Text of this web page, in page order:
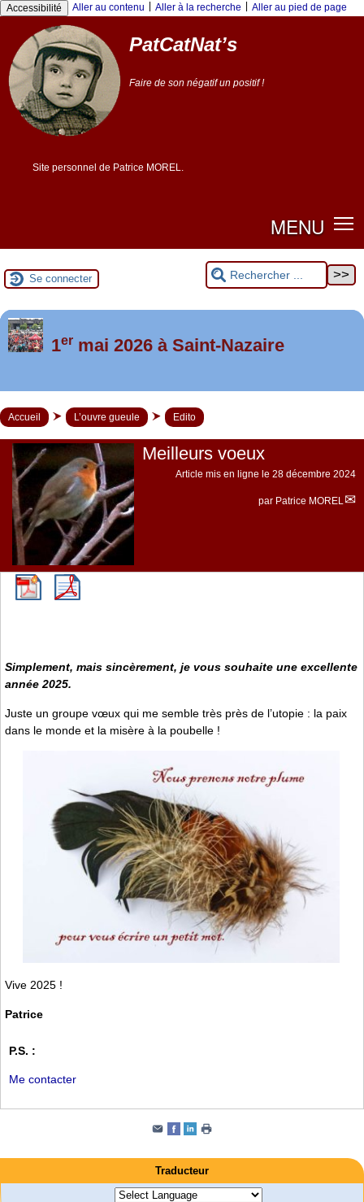
Panneau de gestion des cookies
Accessibilité Aller au contenu Aller à la recherche Aller au pied de page
PatCatNat’s
Faire de son négatif un positif !
Site personnel de Patrice MOREL.
MENU
Se connecter
Foutez-nous la paix !
1ermai 2026 à Saint-Nazaire
Accueil L’ouvre gueule Edito
Meilleurs voeux
Article mis en ligne le 28 décembre 2024
par Patrice MOREL
Simplement, mais sincèrement, je vous souhaite une excellente
année 2025.
Juste un groupe vœux qui me semble très près de l’utopie : la paix
dans le monde et la misère à la poubelle !
Vive 2025 !
Patrice
P.S. :
Me contacter
Traducteur